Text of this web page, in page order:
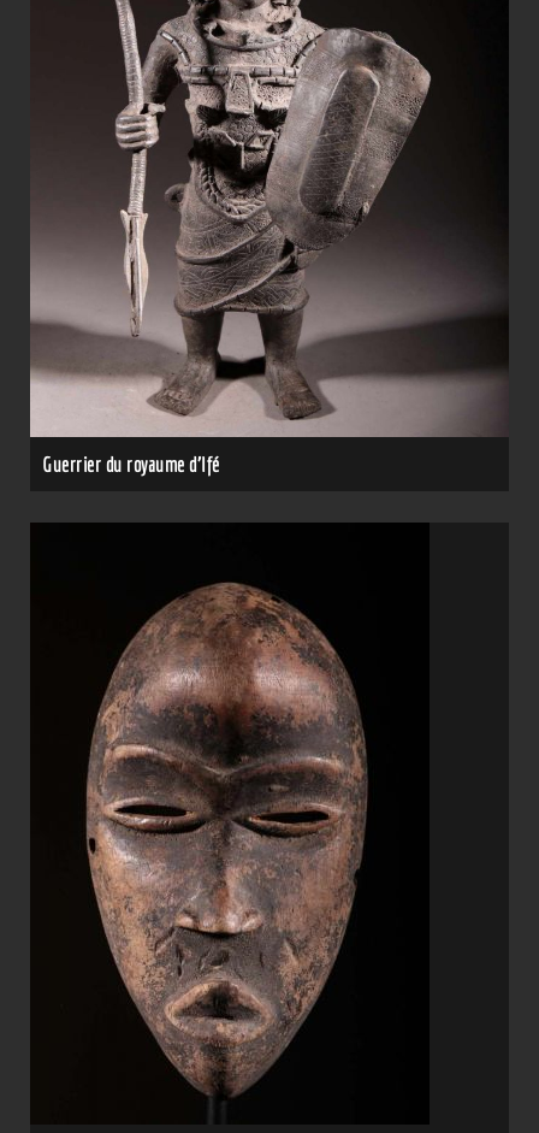
Guerrier du royaume d'Ifé